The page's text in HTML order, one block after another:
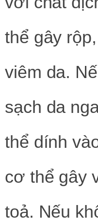
thể gây
viêm da.
sạch da
thể dính
cơ thể gây
toả. Nếu